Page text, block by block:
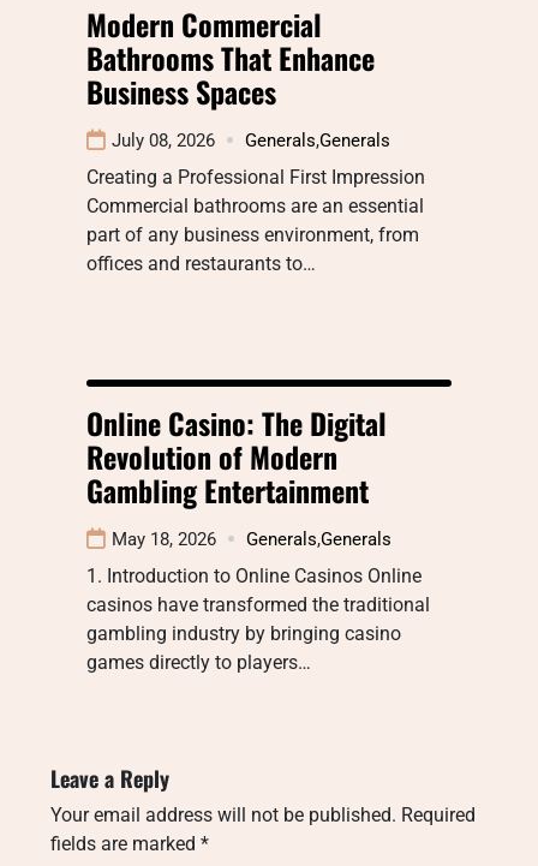
Modern Commercial
Bathrooms That Enhance
Business Spaces
July 08, 2026 Generals,Generals
Creating a Professional First Impression
Commercial bathrooms are an essential
part of any business environment, from
offices and restaurants to…
Online Casino: The Digital
Revolution of Modern
Gambling Entertainment
May 18, 2026 Generals,Generals
1. Introduction to Online Casinos Online
casinos have transformed the traditional
gambling industry by bringing casino
games directly to players…
Leave a Reply
Your email address will not be published. Required
fields are marked *